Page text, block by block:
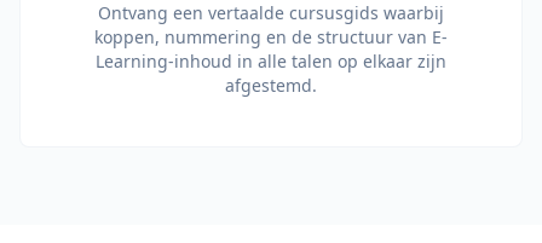
Ontvang een vertaalde cursusgids waarbij
koppen, nummering en de structuur van E-
Learning-inhoud in alle talen op elkaar zijn
afgestemd.